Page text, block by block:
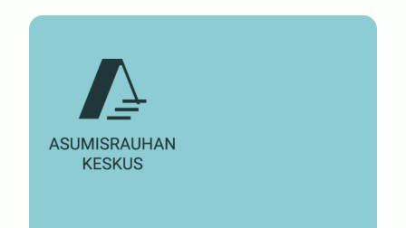
13.11.2025